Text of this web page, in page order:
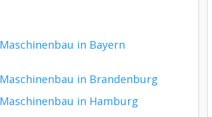
Maschinenbau in Bayern
Maschinenbau in Brandenburg
Maschinenbau in Hamburg